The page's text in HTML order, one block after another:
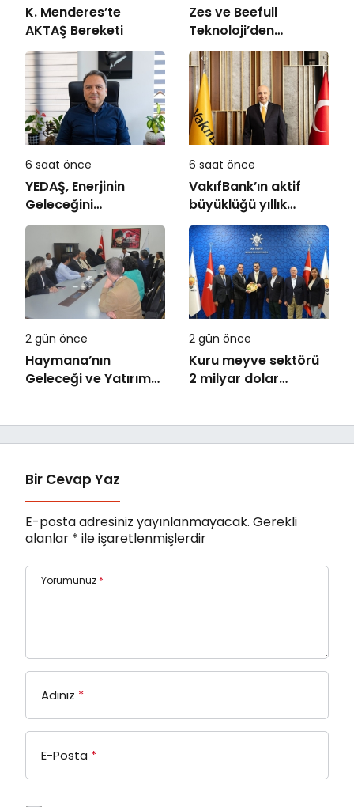
K. Menderes’te
AKTAŞ Bereketi
Zes ve Beefull
Teknoloji’den
Roaming İş Birliği
6 saat önce
YEDAŞ, Enerjinin
Geleceğini
Şekillendirecek Genç
Yetenekleri Arıyor
6 saat önce
VakıfBank’ın aktif
büyüklüğü yıllık
bazda yüzde 28
artışla 5,8 trilyon
TL’yi aştı
2 gün önce
Haymana’nın
Geleceği ve Yatırım
2 gün önce
Kuru meyve sektörü
2 milyar dolar
Bir Cevap Yaz
E-posta adresiniz yayınlanmayacak. Gerekli
alanlar * ile işaretlenmişlerdir
Yorumunuz *
Adınız *
E-Posta *